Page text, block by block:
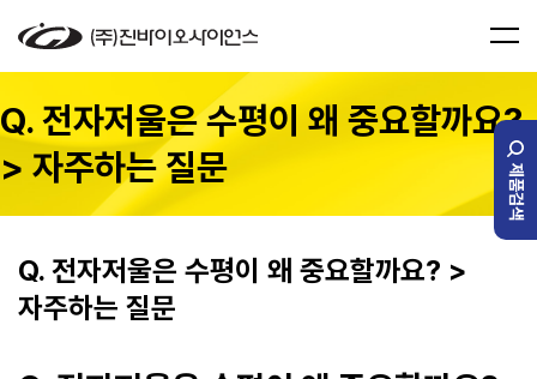
제품검색
Q. 전자저울은 수평이 왜 중요할까요?
> 자주하는 질문
Q. 전자저울은 수평이 왜 중요할까요? >
자주하는 질문